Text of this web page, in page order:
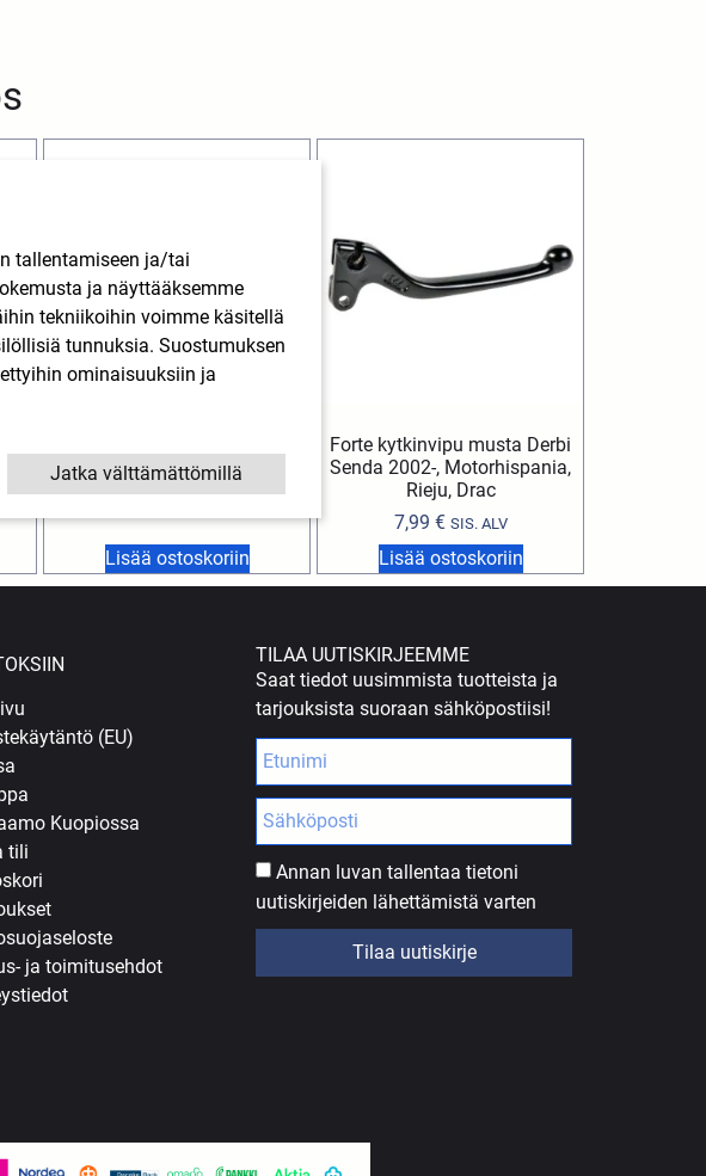
Gilera 2011->, Aprilia 2018->
9,10€
Lisää ostoskoriin
Forte kytkinvipu musta Derbi
Senda 2002-, Motorhispania,
Rieju, Drac
7,99 € SIS. ALV
Lisää ostoskoriin
(EU)
Kuopiossa
tili
ja toimitusehdot
TILAA UUTISKIRJEEMME
Saat tiedot uusimmista tuotteista ja
tarjouksista suoraan sähköpostiisi!
Annan luvan tallentaa tietoni
uutiskirjeiden lähettämistä varten
Tilaa uutiskirje
tallentamiseen ja/tai
ja näyttääksemme
tekniikoihin voimme käsitellä
tunnuksia. Suostumuksen
ominaisuuksiin ja
Jatka välttämättömillä